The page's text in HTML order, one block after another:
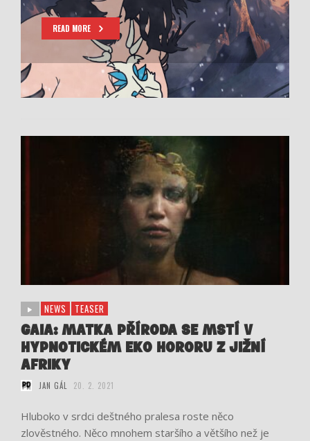
READ MORE
NEWS TEASER
GAIA: MATKA PŘÍRODA SE MSTÍ V
HYPNOTICKÉM EKO HORORU Z JIŽNÍ
AFRIKY
JAN GÁL 20. 2. 2021
Hluboko v srdci deštného pralesa roste něco
zlověstného. Něco mnohem staršího a většího než je